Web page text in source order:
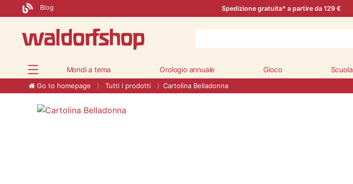
Blog Spedizione gratuita* a partire da 129 €
Mondi a tema Orologio annuale Gioco Scuola
Go to homepage Tutti i prodotti Cartolina Belladonna